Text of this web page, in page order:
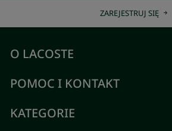
ZAREJESTRUJ SIĘ
O LACOSTE
POMOC I KONTAKT
KATEGORIE